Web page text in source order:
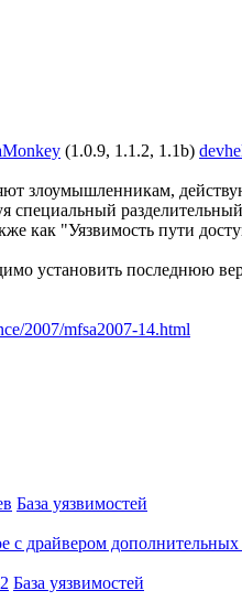
(1.0.9, 1.1.2, 1.1b)
злоумышленникам,
специальный
как "Уязвимость пути
установить последнюю
2007/mfsa2007-14.html
База уязвимостей
с драйвером
База уязвимостей